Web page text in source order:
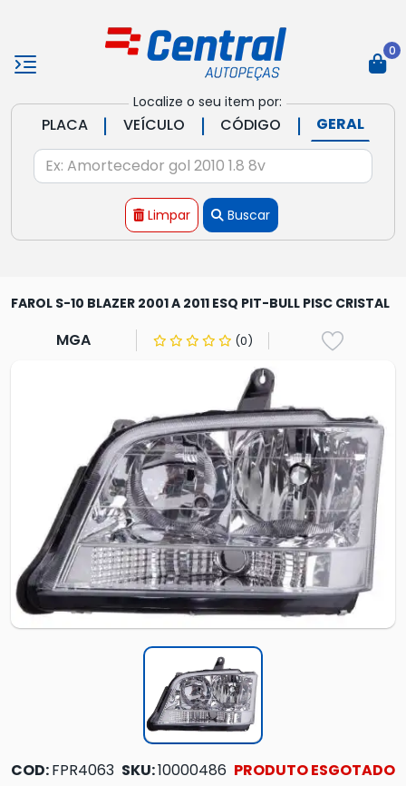
Localize o seu item por:
PLACA | VEÍCULO | CÓDIGO | GERAL
Limpar Buscar
0
FAROL S-10 BLAZER 2001 A 2011 ESQ PIT-BULL PISC CRISTAL
MGA (0)
COD:FPR4063 SKU:10000486 PRODUTO ESGOTADO